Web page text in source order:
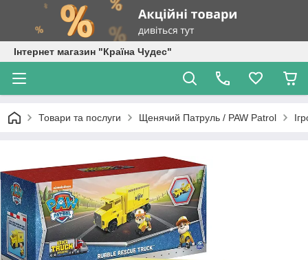
Інтернет магазин "Країна Чудес"
Товари та послуги Щенячий Патруль / PAW Patrol